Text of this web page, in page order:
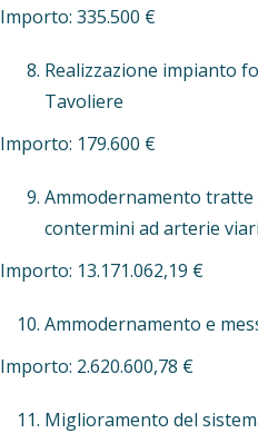
Importo: 335.500 €
Realizzazione impianto
Tavoliere
Importo: 179.600 €
Ammodernamento
contermini ad arterie
Importo: 13.171.062,19 €
Ammodernamento e
Importo: 2.620.600,78 €
Miglioramento del